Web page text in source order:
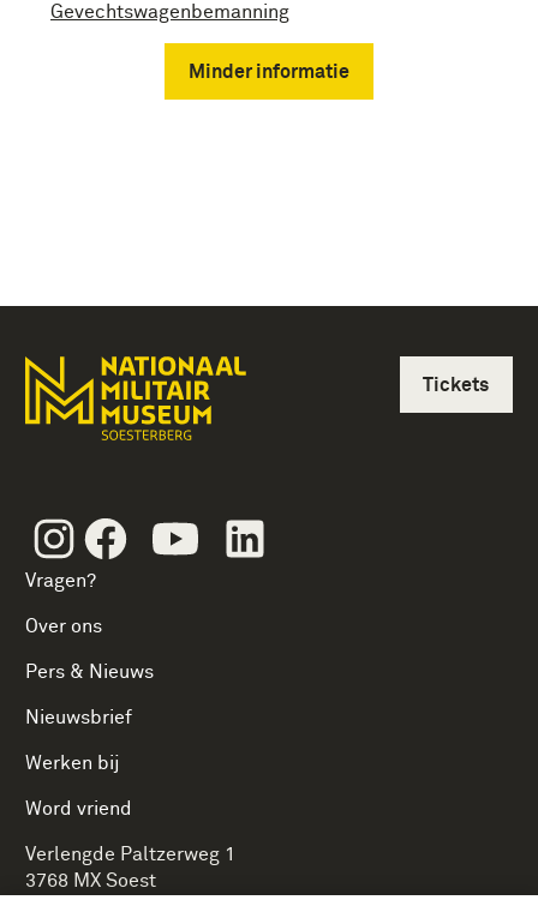
Gevechtswagenbemanning
Minder informatie
InstagramFacebookYoutube
Vragen?
Over ons
Pers & Nieuws
Nieuwsbrief
Werken bij
Word vriend
Tickets
Verlengde Paltzerweg 1
3768 MX Soest